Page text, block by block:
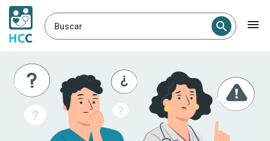
Buscar